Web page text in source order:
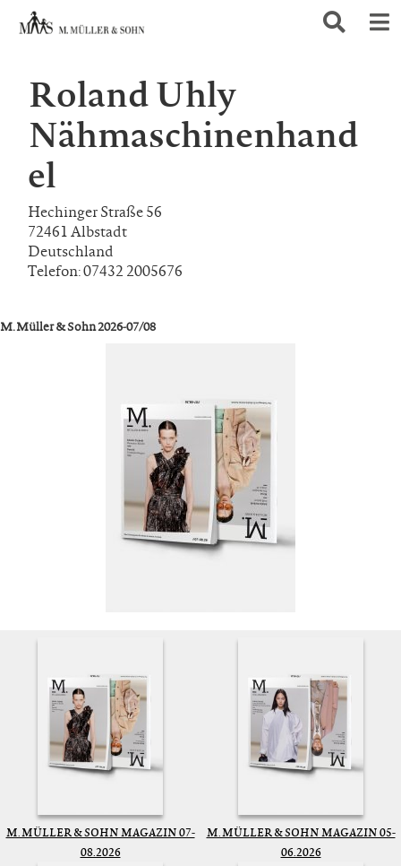
Roland Uhly
Nähmaschinenhand
el
Hechinger Straße 56
72461 Albstadt
Deutschland
Telefon: 07432 2005676
M. Müller & Sohn 2026-07/08
M. MÜLLER & SOHN MAGAZIN 07-
08.2026
M. MÜLLER & SOHN MAGAZIN 05-
06.2026